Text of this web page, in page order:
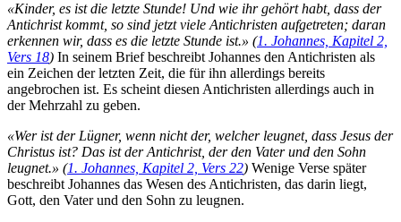
«Kinder, es ist die letzte Stunde! Und wie ihr gehört habt, dass der
Antichrist kommt, so sind jetzt viele Antichristen aufgetreten; daran
erkennen wir, dass es die letzte Stunde ist.» (1. Johannes, Kapitel 2,
Vers 18) In seinem Brief beschreibt Johannes den Antichristen als
ein Zeichen der letzten Zeit, die für ihn allerdings bereits
angebrochen ist. Es scheint diesen Antichristen allerdings auch in
der Mehrzahl zu geben.
«Wer ist der Lügner, wenn nicht der, welcher leugnet, dass Jesus der
Christus ist? Das ist der Antichrist, der den Vater und den Sohn
leugnet.» (1. Johannes, Kapitel 2, Vers 22) Wenige Verse später
beschreibt Johannes das Wesen des Antichristen, das darin liegt,
Gott, den Vater und den Sohn zu leugnen.